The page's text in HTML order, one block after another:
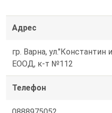
Адрес
гр. Варна,
ЕООД, к-т №112
Телефон